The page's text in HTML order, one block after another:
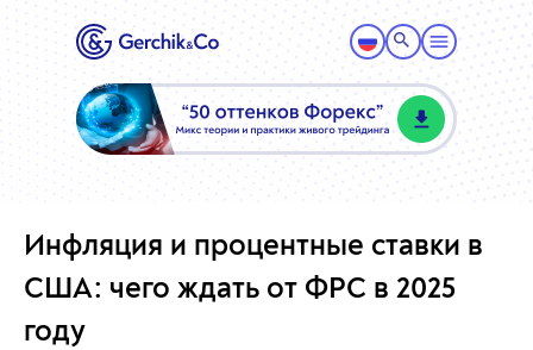
Инфляция и процентные ставки в
США: чего ждать от ФРС в 2025
году